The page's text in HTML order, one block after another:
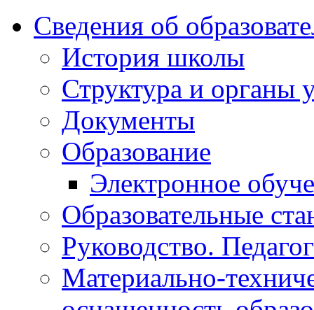
Сведения об
История школы
Структура и органы
Документы
Образование
Электронное
Образовательные
Руководство.
Материально-